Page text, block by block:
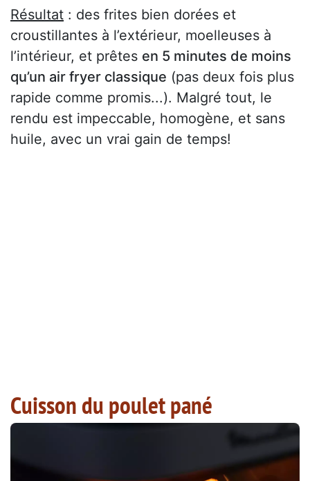
Résultat : des frites bien dorées et
croustillantes à l’extérieur, moelleuses à
l’intérieur, et prêtes en 5 minutes de moins
qu’un air fryer classique (pas deux fois plus
rapide comme promis...). Malgré tout, le
rendu est impeccable, homogène, et sans
huile, avec un vrai gain de temps!
Cuisson du poulet pané